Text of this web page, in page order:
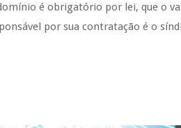
é obrigatório por lei, que o
por sua contratação é o